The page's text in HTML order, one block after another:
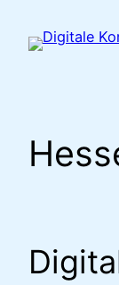
Inhalt